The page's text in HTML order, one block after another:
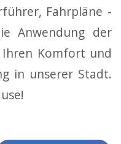
Fahrpläne -
Anwendung der
Komfort und
in unserer Stadt.